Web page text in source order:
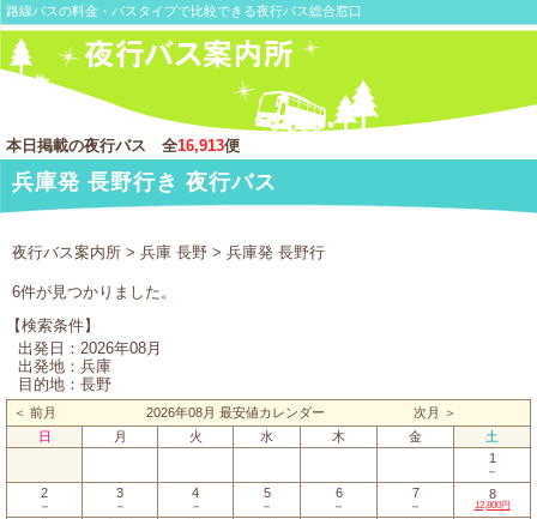
路線バスの料金・バスタイプで比較できる夜行バス総合窓口
本日掲載の夜行バス 全16,913便
兵庫発 長野行き 夜行バス
夜行バス案内所 > 兵庫 長野 > 兵庫発 長野行
6件が見つかりました。
【検索条件】
出発日：2026年08月
出発地：兵庫
目的地：長野
＜ 前月 2026年08月 最安値カレンダー
次月 ＞
日
月 火 水 木 金
土
1
－
2
－
3
－
4
－
5
－
6
－
7
－
8
12,800円